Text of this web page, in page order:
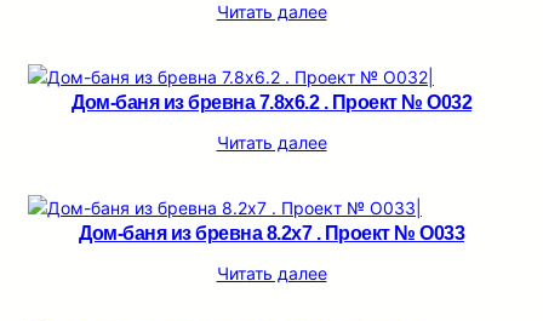
Читать далее
Дом-баня из бревна 7.8х6.2 . Проект № О032
Читать далее
Дом-баня из бревна 8.2х7 . Проект № О033
Читать далее